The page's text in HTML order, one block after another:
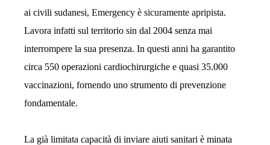
ai civili sudanesi, Emergency è sicuramente apripista.
Lavora infatti sul territorio sin dal 2004 senza mai
interrompere la sua presenza. In questi anni ha garantito
circa 550 operazioni cardiochirurgiche e quasi 35.000
vaccinazioni, fornendo uno strumento di prevenzione
fondamentale.
La già limitata capacità di inviare aiuti sanitari è minata